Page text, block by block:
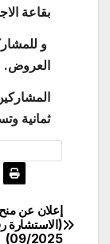
بقاعة
و
العروض.
ثمانية
تصفّح
إعلان عن
(الاستشارة
09/2025)